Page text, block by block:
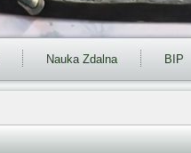
Nauka Zdalna BIP